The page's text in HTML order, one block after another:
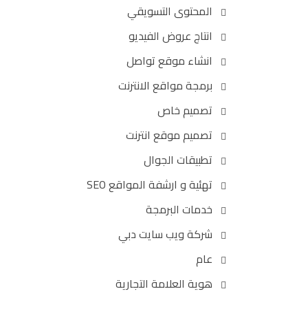
المحتوى التسويقي
انتاج عروض الفيديو
انشاء موقع تواصل
برمجة مواقع الانترنت
تصميم خاص
تصميم موقع انترنت
تطبيقات الجوال
تهئية و ارشفة المواقع SEO
خدمات البرمجة
شركة ويب سايت دبي
عام
هوية العلامة التجارية